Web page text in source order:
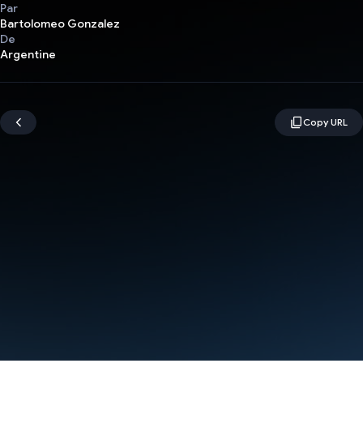
Par
Bartolomeo Gonzalez
De
Argentine